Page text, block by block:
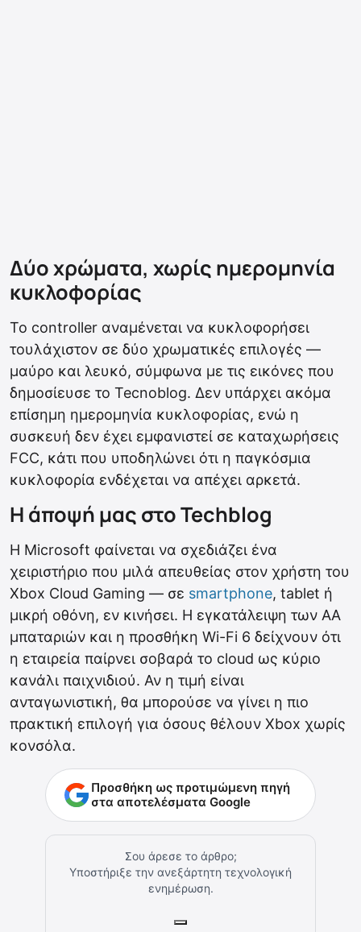
Δύο χρώματα, χωρίς ημερομηνία
κυκλοφορίας
Το controller αναμένεται να κυκλοφορήσει
τουλάχιστον σε δύο χρωματικές επιλογές —
μαύρο και λευκό, σύμφωνα με τις εικόνες που
δημοσίευσε το Tecnoblog. Δεν υπάρχει ακόμα
επίσημη ημερομηνία κυκλοφορίας, ενώ η
συσκευή δεν έχει εμφανιστεί σε καταχωρήσεις
FCC, κάτι που υποδηλώνει ότι η παγκόσμια
κυκλοφορία ενδέχεται να απέχει αρκετά.
Η άποψή μας στο Techblog
Η Microsoft φαίνεται να σχεδιάζει ένα
χειριστήριο που μιλά απευθείας στον χρήστη του
Xbox Cloud Gaming — σε smartphone, tablet ή
μικρή οθόνη, εν κινήσει. Η εγκατάλειψη των ΑΑ
μπαταριών και η προσθήκη Wi-Fi 6 δείχνουν ότι
η εταιρεία παίρνει σοβαρά το cloud ως κύριο
κανάλι παιχνιδιού. Αν η τιμή είναι
ανταγωνιστική, θα μπορούσε να γίνει η πιο
πρακτική επιλογή για όσους θέλουν Xbox χωρίς
κονσόλα.
Προσθήκη ως προτιμώμενη πηγή
στα αποτελέσματα Google
Σου άρεσε το άρθρο;
Υποστήριξε την ανεξάρτητη τεχνολογική
ενημέρωση.